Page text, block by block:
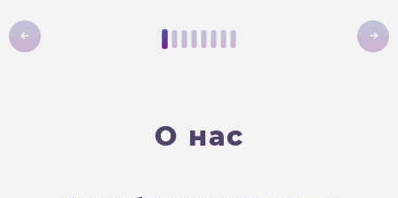
О нас